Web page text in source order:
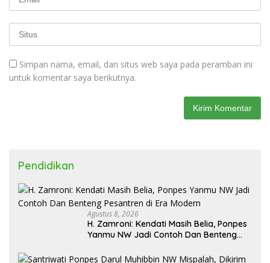
Simpan nama, email, dan situs web saya pada peramban ini
untuk komentar saya berikutnya.
Pendidikan
Agustus 8, 2026
H. Zamroni: Kendati Masih Belia, Ponpes
Yanmu NW Jadi Contoh Dan Benteng